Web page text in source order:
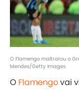
O Flamengo maltratou o
Mendes/Getty Images
O Flamengovai